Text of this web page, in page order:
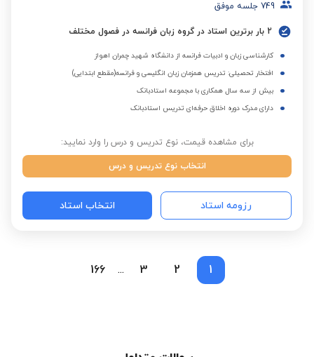
749 جلسه موفق
2 بار برترین استاد در گروه زبان فرانسه در فصول مختلف
کارشناسی زبان و ادبیات فرانسه از دانشگاه شهید چمران اهواز
افتخار تحصیلی: تدریس همزمان زبان انگلیسی و فرانسه(مقطع ابتدایی)
بیش از سه سال همکاری با مجموعه استادبانک
دارای مدرک دوره اخلاق حرفه‌ای تدریس استادبانک
برای مشاهده قیمت، نوع تدریس و درس را وارد نمایید:
انتخاب نوع تدریس و درس
رزومه استاد انتخاب استاد
1
2
3
...
166